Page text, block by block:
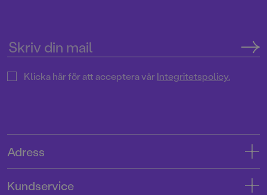
Klicka här för att acceptera vårIntegritetspolicy.
Adress
Kundservice